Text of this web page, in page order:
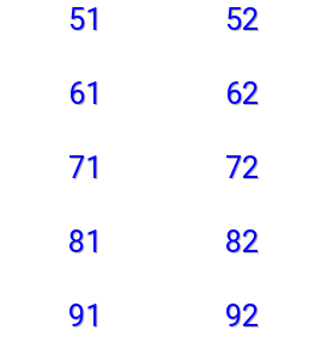
51 52
61 62
71 72
81 82
91 92